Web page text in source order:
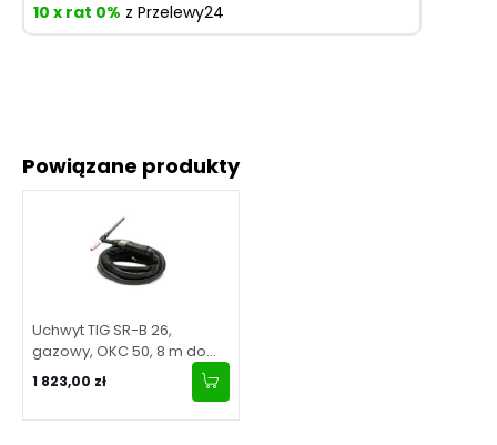
Powiązane produkty
Uchwyt TIG SR-B 26,
gazowy, OKC 50, 8 m do
Rogue ET
1 823,00 zł
10 x rat 0% z Przelewy24